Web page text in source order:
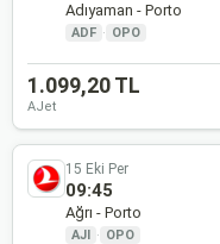
Adıyaman - Porto
ADF · OPO
1.099,20 TL
AJet
15 Eki Per
09:45
Ağrı - Porto
AJI · OPO